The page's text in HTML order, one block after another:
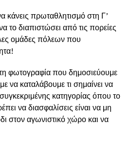
κάνεις πρωταθλητισμό στη Γ’
το διαπιστώσει από τις πορείες
ομάδες πόλεων που
φωτογραφία που δημοσιεύουμε
να καταλάβουμε τι σημαίνει να
κατηγορίας όπου το
να διασφαλίσεις είναι να μη
στον αγωνιστικό χώρο και να